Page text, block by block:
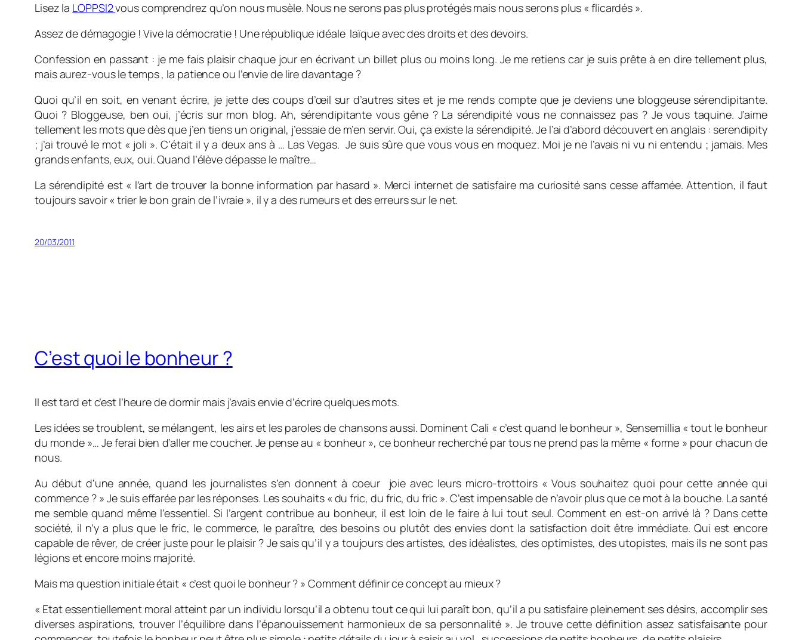
Lisez la LOPPSI2vous comprendrez qu’on nous musèle. Nous ne serons pas plus protégés mais nous serons plus « flicardés ».
Assez de démagogie ! Vive la démocratie ! Une république idéale laïque avec des droits et des devoirs.
Confession en passant : je me fais plaisir chaque jour en écrivant un billet plus ou moins long. Je me retiens car je suis prête à en dire tellement plus,
mais aurez-vous le temps , la patience ou l’envie de lire davantage ?
Quoi qu’il en soit, en venant écrire, je jette des coups d’œil sur d’autres sites et je me rends compte que je deviens une bloggeuse sérendipitante.
Quoi ? Bloggeuse, ben oui, j’écris sur mon blog. Ah, sérendipitante vous gêne ? La sérendipité vous ne connaissez pas ? Je vous taquine. J’aime
tellement les mots que dès que j’en tiens un original, j’essaie de m’en servir. Oui, ça existe la sérendipité. Je l’ai d’abord découvert en anglais : serendipity
; j’ai trouvé le mot « joli ». C’était il y a deux ans à … Las Vegas. Je suis sûre que vous vous en moquez. Moi je ne l’avais ni vu ni entendu ; jamais. Mes
grands enfants, eux, oui. Quand l’élève dépasse le maître…
La sérendipité est « l’art de trouver la bonne information par hasard ». Merci internet de satisfaire ma curiosité sans cesse affamée. Attention, il faut
toujours savoir « trier le bon grain de l’ivraie », il y a des rumeurs et des erreurs sur le net.
20/03/2011
C’est quoi le bonheur ?
Il est tard et c’est l’heure de dormir mais j’avais envie d’écrire quelques mots.
Les idées se troublent, se mélangent, les airs et les paroles de chansons aussi. Dominent Cali « c’est quand le bonheur », Sensemillia « tout le bonheur
du monde »… Je ferai bien d’aller me coucher. Je pense au « bonheur », ce bonheur recherché par tous ne prend pas la même « forme » pour chacun de
nous.
Au début d’une année, quand les journalistes s’en donnent à coeur joie avec leurs micro-trottoirs « Vous souhaitez quoi pour cette année qui
commence ? » Je suis effarée par les réponses. Les souhaits « du fric, du fric, du fric ». C’est impensable de n’avoir plus que ce mot à la bouche. La santé
me semble quand même l’essentiel. Si l’argent contribue au bonheur, il est loin de le faire à lui tout seul. Comment en est-on arrivé là ? Dans cette
société, il n’y a plus que le fric, le commerce, le paraître, des besoins ou plutôt des envies dont la satisfaction doit être immédiate. Qui est encore
capable de rêver, de créer juste pour le plaisir ? Je sais qu’il y a toujours des artistes, des idéalistes, des optimistes, des utopistes, mais ils ne sont pas
légions et encore moins majorité.
Mais ma question initiale était « c’est quoi le bonheur ? » Comment définir ce concept au mieux ?
« Etat essentiellement moral atteint par un individu lorsqu’il a obtenu tout ce qui lui paraît bon, qu’il a pu satisfaire pleinement ses désirs, accomplir ses
diverses aspirations, trouver l’équilibre dans l’épanouissement harmonieux de sa personnalité ». Je trouve cette définition assez satisfaisante pour